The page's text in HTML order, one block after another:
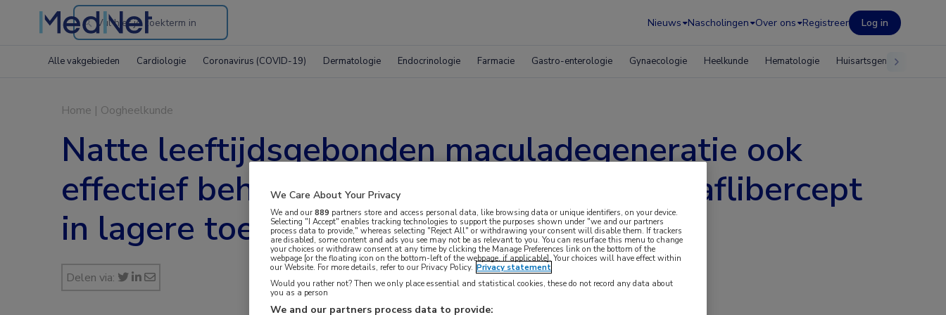
Search
the
Nieuws Nascholingen Over ons Registreer Log in
Alle vakgebieden Cardiologie Coronavirus (COVID-19) Dermatologie Endocrinologie Farmacie Gastro-enterologie Gynaecologie Heelkunde Hematologie Huisartsgeneeskunde
Home | Oogheelkunde
Natte leeftijdsgebonden maculadegeneratie ook
effectief behandeld met hogere dosering aflibercept
in lagere toedieningsfrequentie
Delen via:
We Care About Your Privacy
We and our889 partners store and access personal data, like browsing data or unique identifiers, on your device.
Selecting "I Accept" enables tracking technologies to support the purposes shown under "we and our partners
process data to provide," whereas selecting "Reject All" or withdrawing your consent will disable them. If trackers
are disabled, some content and ads you see may not be as relevant to you. You can resurface this menu to change
your choices or withdraw consent at any time by clicking the Manage Preferences link on the bottom of the
webpage [or the floating icon on the bottom-left of the webpage, if applicable]. Your choices will have effect within
our Website. For more details, refer to our Privacy Policy. Privacy statement
Would you rather not? Then we only place essential and statistical cookies, these do not record any data about
you as a person
We and our partners process data to provide: